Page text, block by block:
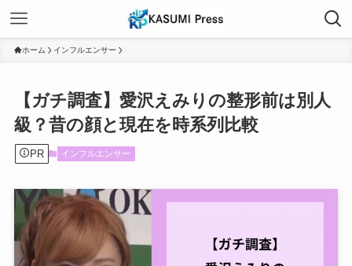
ホーム インフルエンサー
【ガチ調査】愛沢えみりの整形前は別人
級？昔の顔と現在を時系列比較
PR インフルエンサー